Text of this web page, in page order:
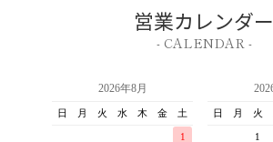
営業カレンダー
- CALENDAR -